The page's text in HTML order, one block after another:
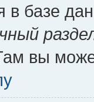
в базе
вы